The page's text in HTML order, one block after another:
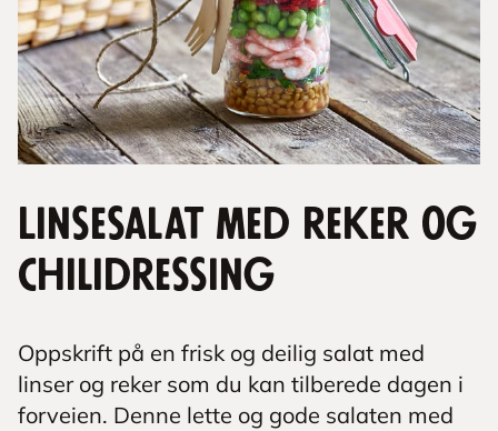
Linsesalat med reker og
chilidressing
Oppskrift på en frisk og deilig salat med
linser og reker som du kan tilberede dagen i
forveien. Denne lette og gode salaten med